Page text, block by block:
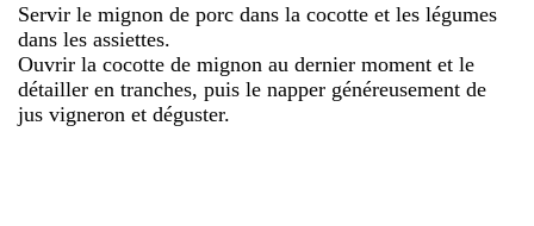
Servir le mignon de porc dans la cocotte et les légumes
dans les assiettes.
Ouvrir la cocotte de mignon au dernier moment et le
détailler en tranches, puis le napper généreusement de
jus vigneron et déguster.